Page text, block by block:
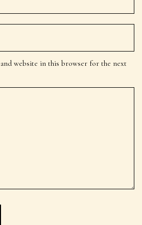
and website in this browser for the next